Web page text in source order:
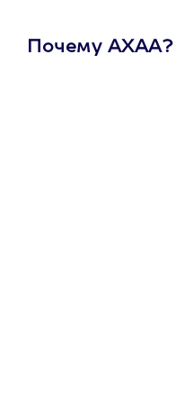
Почему АХАА?